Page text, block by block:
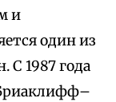
и
один из
С 1987 года